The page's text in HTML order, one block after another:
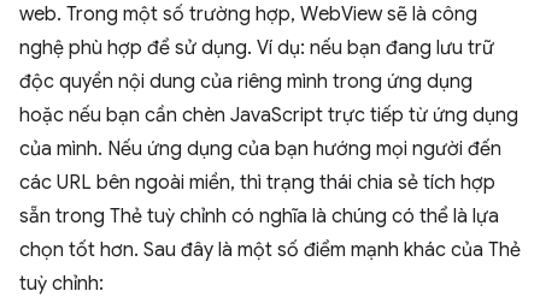
web. Trong một số trường hợp, WebView sẽ là công
nghệ phù hợp để sử dụng. Ví dụ: nếu bạn đang lưu trữ
độc quyền nội dung của riêng mình trong ứng dụng
hoặc nếu bạn cần chèn JavaScript trực tiếp từ ứng dụng
của mình. Nếu ứng dụng của bạn hướng mọi người đến
các URL bên ngoài miền, thì trạng thái chia sẻ tích hợp
sẵn trong Thẻ tuỳ chỉnh có nghĩa là chúng có thể là lựa
chọn tốt hơn. Sau đây là một số điểm mạnh khác của Thẻ
tuỳ chỉnh: